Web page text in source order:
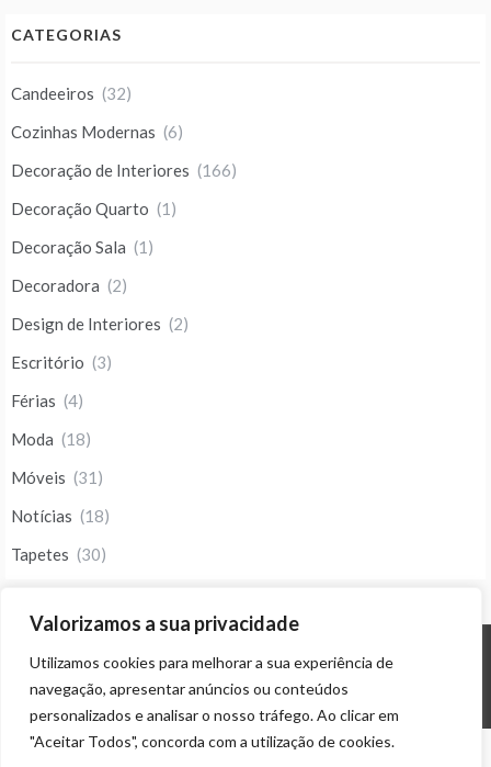
Valorizamos a sua privacidade
Utilizamos cookies para melhorar a sua experiência de
navegação, apresentar anúncios ou conteúdos
personalizados e analisar o nosso tráfego. Ao clicar em
"Aceitar Todos", concorda com a utilização de cookies.
CATEGORIAS
Candeeiros (32)
Cozinhas Modernas (6)
Decoração de Interiores (166)
Decoração Quarto (1)
Decoração Sala (1)
Decoradora (2)
Design de Interiores (2)
Escritório (3)
Férias (4)
Moda (18)
Móveis (31)
Notícias (18)
Tapetes (30)